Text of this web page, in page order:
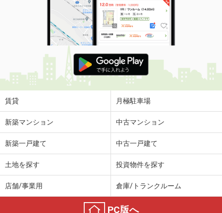
賃貸 月極駐車場
新築マンション 中古マンション
新築一戸建て 中古一戸建て
土地を探す 投資物件を探す
店舗/事業用 倉庫/トランクルーム
PC版へ